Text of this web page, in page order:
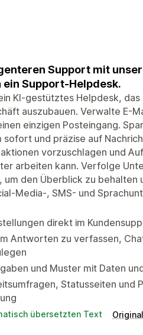
Support mit
Support-Helpdesk.
KI-gestütztes Helpdesk,
auszubauen. Verwalte E-
einzigen Posteingang.
sofort und präzise auf
vorzuschlagen und
arbeiten kann. Verfolge
den Überblick zu behalten
Media-, SMS- und
direkt im
Antworten zu verfassen,
und Muster mit Daten
Statusseiten und
übersetzten Text